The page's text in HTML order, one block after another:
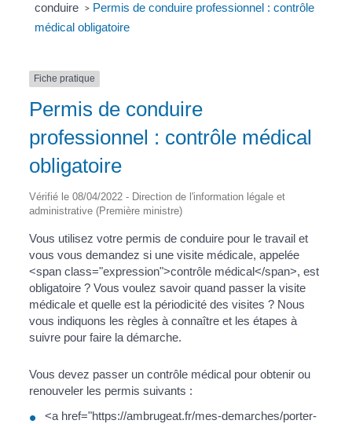
conduire > Permis de conduire professionnel : contrôle
médical obligatoire
Fiche pratique
Permis de conduire
professionnel : contrôle médical
obligatoire
Vérifié le 08/04/2022 - Direction de l'information légale et
administrative (Première ministre)
Vous utilisez votre permis de conduire pour le travail et
vous vous demandez si une visite médicale, appelée
<span class="expression">contrôle médical</span>, est
obligatoire ? Vous voulez savoir quand passer la visite
médicale et quelle est la périodicité des visites ? Nous
vous indiquons les règles à connaître et les étapes à
suivre pour faire la démarche.
Vous devez passer un contrôle médical pour obtenir ou
renouveler les permis suivants :
<a href="https://ambrugeat.fr/mes-demarches/porter-